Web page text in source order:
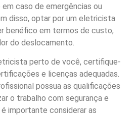
caso de emergências ou
disso, optar por um eletricista
benéfico em termos de custo,
do deslocamento.
perto de você, certifique-
e licenças adequadas.
possua as qualificações
o trabalho com segurança e
importante considerar as